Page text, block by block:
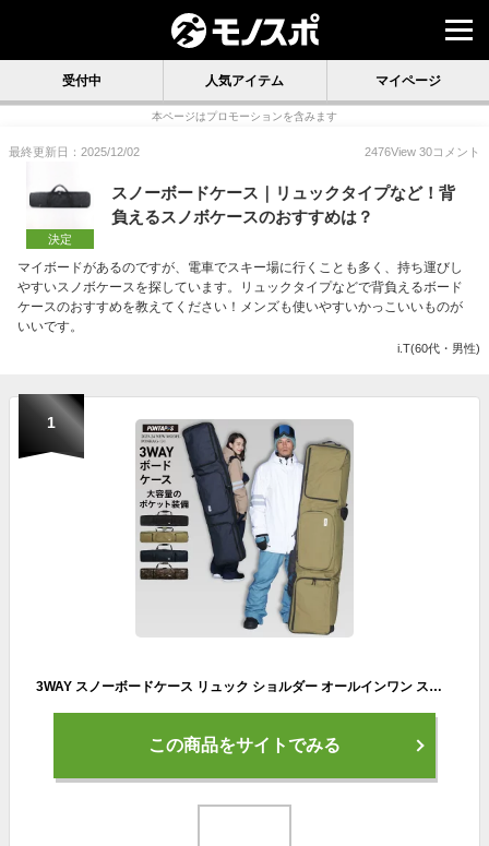
受付中 人気アイテム マイページ
本ページはプロモーションを含みます
最終更新日：2025/12/02 2476View 30コメント
決定
スノーボードケース｜リュックタイプなど！背
負えるスノボケースのおすすめは？
マイボードがあるのですが、電車でスキー場に行くことも多く、持ち運びし
やすいスノボケースを探しています。リュックタイプなどで背負えるボード
ケースのおすすめを教えてください！メンズも使いやすいかっこいいものが
いいです。
i.T(60代・男性)
1
3WAY スノーボードケース リュック ショルダー オールインワン スノーボード ケース バックパック ボードケース スノボ ケース スノーボード ウェア ゴーグル グローブ ビーニー ソックス 等をまとめて収納 PONBAG-131
この商品をサイトでみる